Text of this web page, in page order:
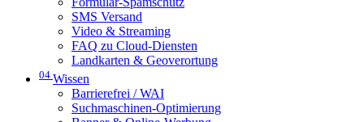
SMS Versand
Video & Streaming
FAQ zu Cloud-Diensten
Landkarten & Geoverortung
04 Wissen
Barrierefrei / WAI
Suchmaschinen-Optimierung